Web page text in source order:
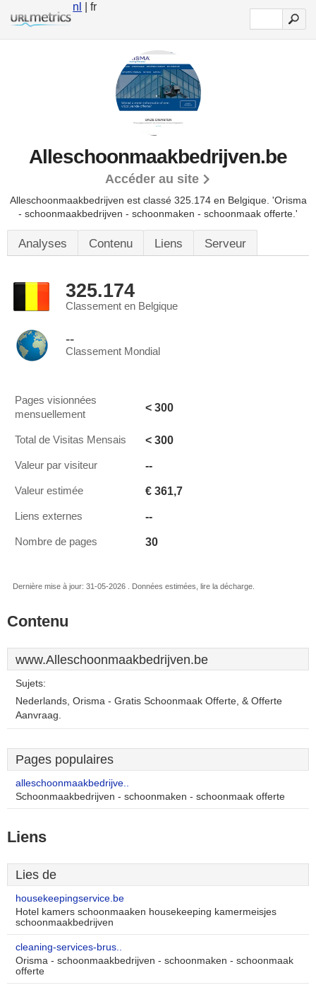
nl | fr
Alleschoonmaakbedrijven.be
Accéder au site
Alleschoonmaakbedrijven est classé 325.174 en Belgique. 'Orisma
- schoonmaakbedrijven - schoonmaken - schoonmaak offerte.'
Analyses Contenu Liens Serveur
325.174
Classement en Belgique
--
Classement Mondial
Pages visionnées
mensuellement
< 300
Total de Visitas Mensais < 300
Valeur par visiteur --
Valeur estimée € 361,7
Liens externes --
Nombre de pages 30
Dernière mise à jour: 31-05-2026 . Données estimées, lire la décharge.
Contenu
www.Alleschoonmaakbedrijven.be
Sujets:
Nederlands, Orisma - Gratis Schoonmaak Offerte, & Offerte
Aanvraag.
Pages populaires
alleschoonmaakbedrijve..
Schoonmaakbedrijven - schoonmaken - schoonmaak offerte
Liens
Lies de
housekeepingservice.be
Hotel kamers schoonmaaken housekeeping kamermeisjes
schoonmaakbedrijven
cleaning-services-brus..
Orisma - schoonmaakbedrijven - schoonmaken - schoonmaak
offerte